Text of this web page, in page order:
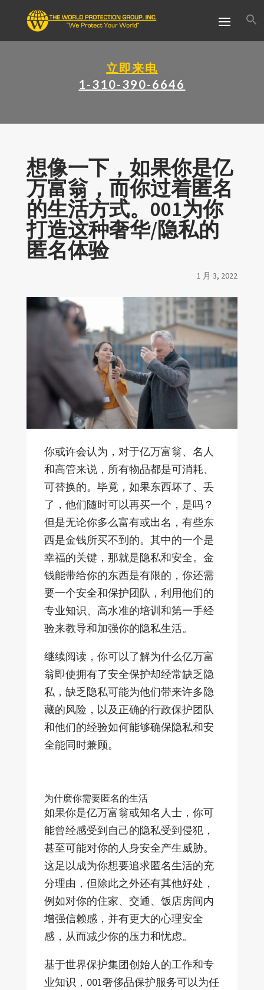
立即来电
1-310-390-6646
想像一下，如果你是亿
万富翁，而你过着匿名
的生活方式。001为你
打造这种奢华/隐私的
匿名体验
1 月 3, 2022
你或许会认为，对于亿万富翁、名人
和高管来说，所有物品都是可消耗、
可替换的。毕竟，如果东西坏了、丢
了，他们随时可以再买一个，是吗？
但是无论你多么富有或出名，有些东
西是金钱所买不到的。其中的一个是
幸福的关键，那就是隐私和安全。金
钱能带给你的东西是有限的，你还需
要一个安全和保护团队，利用他们的
专业知识、高水准的培训和第一手经
验来教导和加强你的隐私生活。
继续阅读，你可以了解为什么亿万富
翁即使拥有了安全保护却经常缺乏隐
私，缺乏隐私可能为他们带来许多隐
藏的风险，以及正确的行政保护团队
和他们的经验如何能够确保隐私和安
全能同时兼顾。
为什麽你需要匿名的生活
如果你是亿万富翁或知名人士，你可
能曾经感受到自己的隐私受到侵犯，
甚至可能对你的人身安全产生威胁。
这足以成为你想要追求匿名生活的充
分理由，但除此之外还有其他好处，
例如对你的住家、交通、饭店房间内
增强信赖感，并有更大的心理安全
感，从而减少你的压力和忧虑。
基于世界保护集团创始人的工作和专
业知识，001奢侈品保护服务可以为任